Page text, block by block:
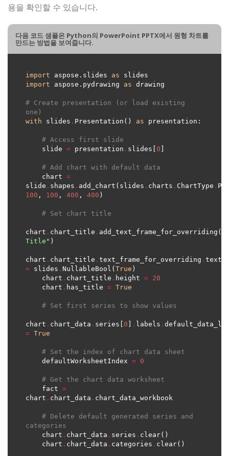
용을 확인할 수 있습니다.
다음 코드 샘플은 Python의 PowerPoint PPTX에서 원형 차트를
만드는 방법을 보여줍니다.
import aspose.slides as
import aspose.pydrawing as
# Create presentation (or load existing
one)
with slides . Presentation() as
# Access first slide
    slide
= presentation . slides[ 0
# Add chart with default data
    chart
=
slide . shapes . add_chart(slides . charts . ChartType .
100 , 100 , 400 , 400
# Set chart title
chart . chart_title . add_text_frame_for_overriding(
Title"
chart . chart_title . text_frame_for_overriding .
= slides . NullableBool( True
    chart
. chart_title . height = 20
    chart
. has_title = True
# Set first series to show values
chart . chart_data . series[ 0 . labels .
= True
# Set the index of chart data sheet
    defaultWorksheetIndex
= 0
# Get the chart data worksheet
    fact
=
chart . chart_data .
# Delete default generated series and
categories
    chart
. chart_data . series .
    chart
. chart_data . categories .